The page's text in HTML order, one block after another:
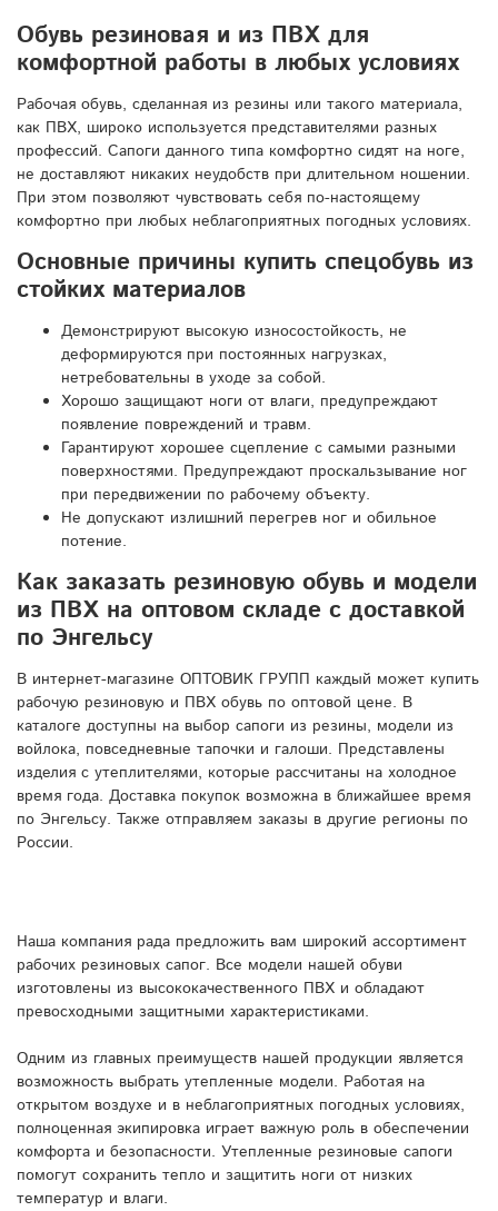
Обувь резиновая и из ПВХ для
комфортной работы в любых условиях
Рабочая обувь, сделанная из резины или такого материала,
как ПВХ, широко используется представителями разных
профессий. Сапоги данного типа комфортно сидят на ноге,
не доставляют никаких неудобств при длительном ношении.
При этом позволяют чувствовать себя по-настоящему
комфортно при любых неблагоприятных погодных условиях.
Основные причины купить спецобувь из
стойких материалов
Демонстрируют высокую износостойкость, не
деформируются при постоянных нагрузках,
нетребовательны в уходе за собой.
Хорошо защищают ноги от влаги, предупреждают
появление повреждений и травм.
Гарантируют хорошее сцепление с самыми разными
поверхностями. Предупреждают проскальзывание ног
при передвижении по рабочему объекту.
Не допускают излишний перегрев ног и обильное
потение.
Как заказать резиновую обувь и модели
из ПВХ на оптовом складе с доставкой
по Энгельсу
В интернет-магазине ОПТОВИК ГРУПП каждый может купить
рабочую резиновую и ПВХ обувь по оптовой цене. В
каталоге доступны на выбор сапоги из резины, модели из
войлока, повседневные тапочки и галоши. Представлены
изделия с утеплителями, которые рассчитаны на холодное
время года. Доставка покупок возможна в ближайшее время
по Энгельсу. Также отправляем заказы в другие регионы по
России.
Наша компания рада предложить вам широкий ассортимент
рабочих резиновых сапог. Все модели нашей обуви
изготовлены из высококачественного ПВХ и обладают
превосходными защитными характеристиками.
Одним из главных преимуществ нашей продукции является
возможность выбрать утепленные модели. Работая на
открытом воздухе и в неблагоприятных погодных условиях,
полноценная экипировка играет важную роль в обеспечении
комфорта и безопасности. Утепленные резиновые сапоги
помогут сохранить тепло и защитить ноги от низких
температур и влаги.